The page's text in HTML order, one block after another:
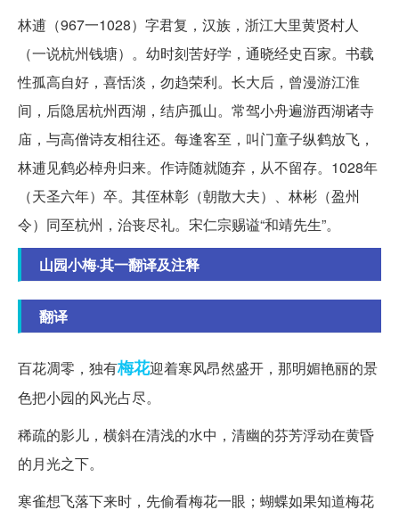
林逋（967一1028）字君复，汉族，浙江大里黄贤村人
（一说杭州钱塘）。幼时刻苦好学，通晓经史百家。书载
性孤高自好，喜恬淡，勿趋荣利。长大后，曾漫游江淮
间，后隐居杭州西湖，结庐孤山。常驾小舟遍游西湖诸寺
庙，与高僧诗友相往还。每逢客至，叫门童子纵鹤放飞，
林逋见鹤必棹舟归来。作诗随就随弃，从不留存。1028年
（天圣六年）卒。其侄林彰（朝散大夫）、林彬（盈州
令）同至杭州，治丧尽礼。宋仁宗赐谥“和靖先生”。
山园小梅·其一翻译及注释
翻译
百花凋零，独有梅花迎着寒风昂然盛开，那明媚艳丽的景
色把小园的风光占尽。
稀疏的影儿，横斜在清浅的水中，清幽的芬芳浮动在黄昏
的月光之下。
寒雀想飞落下来时，先偷看梅花一眼；蝴蝶如果知道梅花